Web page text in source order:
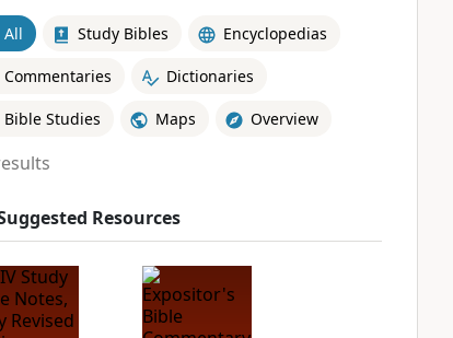
All Study Bibles Encyclopedias
Commentaries Dictionaries
Bible Studies Maps Overview
Resources